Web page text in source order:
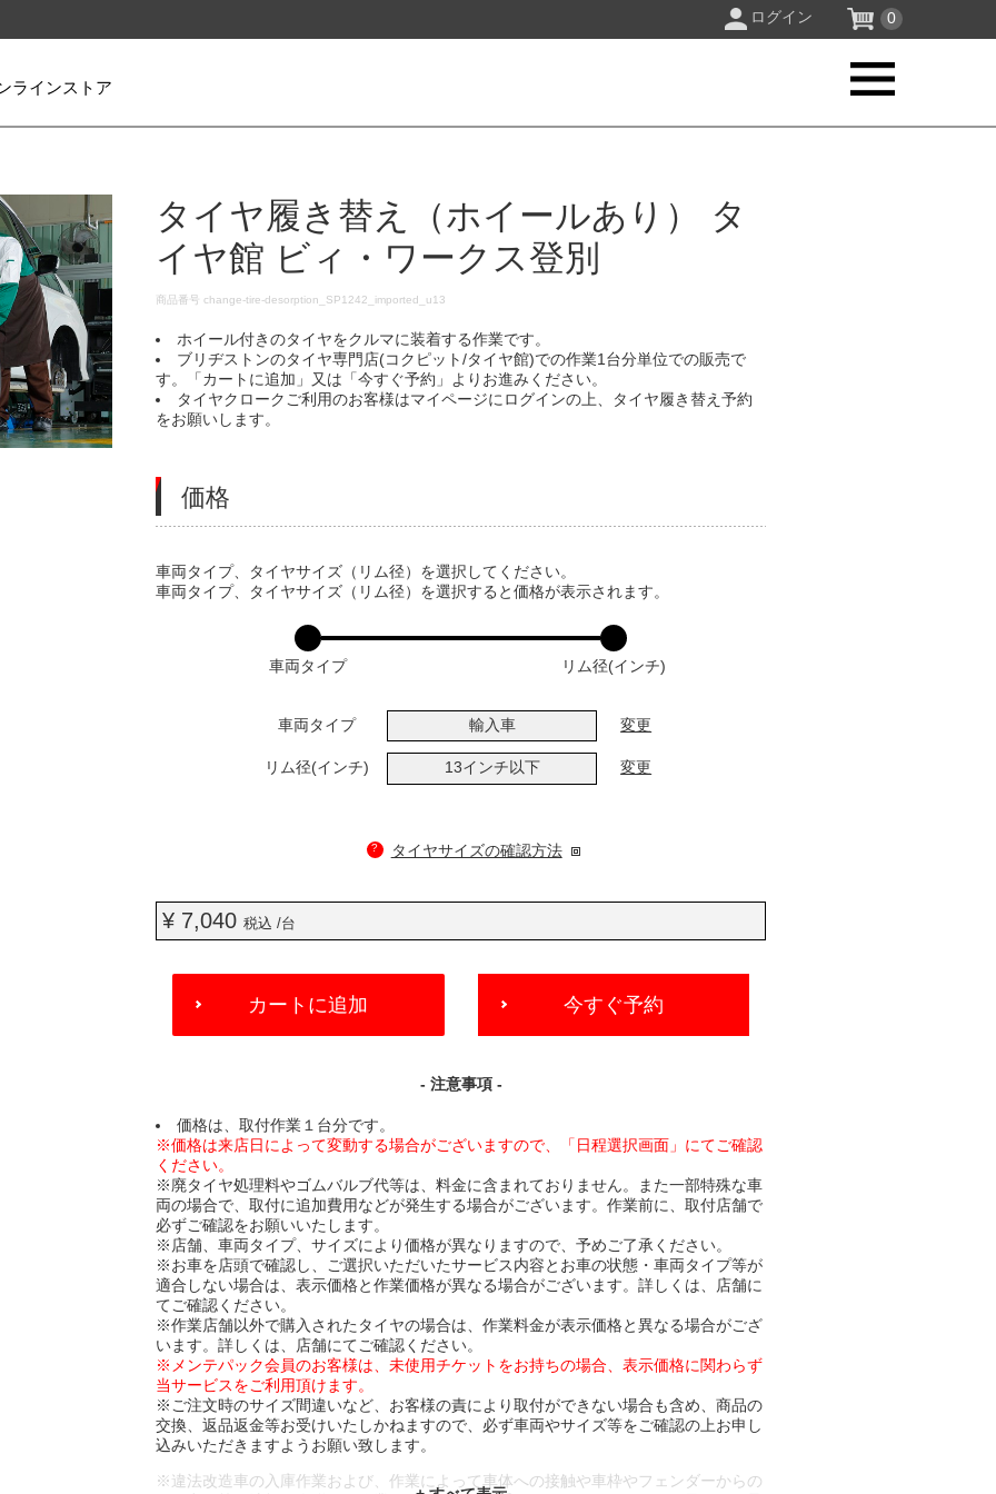
ログイン 0
ラインストア
タイヤ履き替え（ホイールあり） タ
イヤ館 ビィ・ワークス登別
DETAILS
商品番号change-tire-desorption_SP1242_imported_u13
ホイール付きのタイヤをクルマに装着する作業です。
ブリヂストンのタイヤ専門店(コクピット/タイヤ館)での作業1台分単位での販売で
す。「カートに追加」又は「今すぐ予約」よりお進みください。
タイヤクロークご利用のお客様はマイページにログインの上、タイヤ履き替え予約
をお願いします。
価格
VARIATIONS
車両タイプ、タイヤサイズ（リム径）を選択してください。
車両タイプ、タイヤサイズ（リム径）を選択すると価格が表示されます。
車両タイプ リム径(インチ)
車両タイプ 輸入車 変更
リム径(インチ) 13インチ以下 変更
? タイヤサイズの確認方法
¥ 7,040税込 /台
ADD
CART
カートに追加 今すぐ予約
- 注意事項 -
価格は、取付作業１台分です。
※価格は来店日によって変動する場合がございますので、「日程選択画面」にてご確認
ください。
※廃タイヤ処理料やゴムバルブ代等は、料金に含まれておりません。また一部特殊な車
両の場合で、取付に追加費用などが発生する場合がございます。作業前に、取付店舗で
必ずご確認をお願いいたします。
※店舗、車両タイプ、サイズにより価格が異なりますので、予めご了承ください。
※お車を店頭で確認し、ご選択いただいたサービス内容とお車の状態・車両タイプ等が
適合しない場合は、表示価格と作業価格が異なる場合がございます。詳しくは、店舗に
てご確認ください。
※作業店舗以外で購入されたタイヤの場合は、作業料金が表示価格と異なる場合がござ
います。詳しくは、店舗にてご確認ください。
※メンテパック会員のお客様は、未使用チケットをお持ちの場合、表示価格に関わらず
当サービスをご利用頂けます。
※ご注文時のサイズ間違いなど、お客様の責により取付ができない場合も含め、商品の
交換、返品返金等お受けいたしかねますので、必ず車両やサイズ等をご確認の上お申し
込みいただきますようお願い致します。
※違法改造車の入庫作業および、作業によって車体への接触や車枠やフェンダーからの